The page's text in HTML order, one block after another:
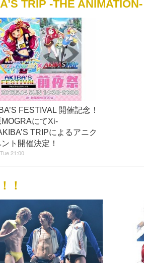
TRIP -THE ANIMATION-
FESTIVAL 開催記念！
にてXi-
TRIPによるアニク
ト開催決定！
21:00
！